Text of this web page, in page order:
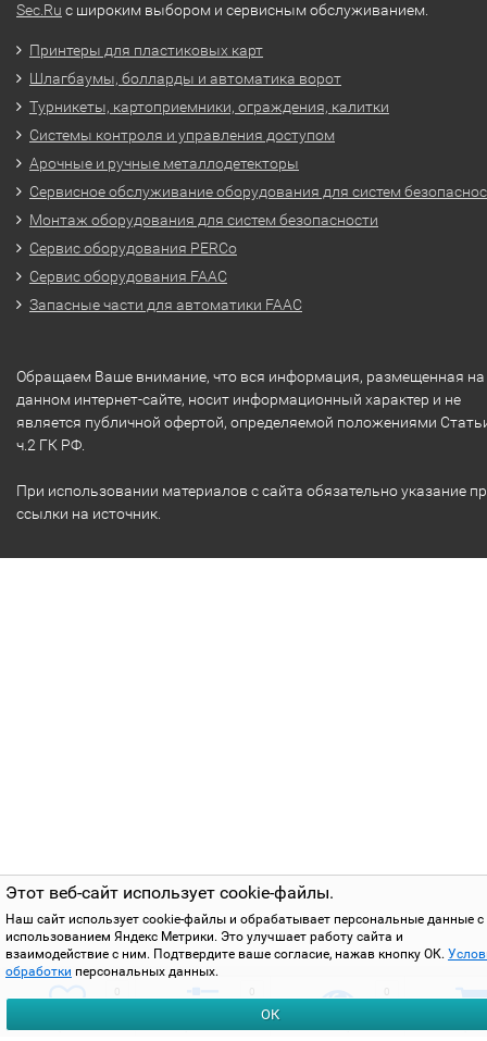
Этот веб-сайт использует cookie-файлы.
Наш сайт использует cookie-файлы и обрабатывает персональные данные с
использованием Яндекс Метрики. Это улучшает работу сайта и
взаимодействие с ним. Подтвердите ваше согласие, нажав кнопку ОК.
обработки персональных данных.
ОК
Sec.Ru с широким выбором и сервисным обслуживанием.
Принтеры для пластиковых карт
Шлагбаумы, болларды и автоматика ворот
Турникеты, картоприемники, ограждения, калитки
Системы контроля и управления доступом
Арочные и ручные металлодетекторы
Сервисное обслуживание оборудования для систем
Монтаж оборудования для систем безопасности
Сервис оборудования PERCo
Сервис оборудования FAAC
Запасные части для автоматики FAAC
Обращаем Ваше внимание, что вся информация, размещенная на
данном интернет-сайте, носит информационный характер и не
является публичной офертой, определяемой положениями
ч.2 ГК РФ.
При использовании материалов с сайта обязательно указание
ссылки на источник.